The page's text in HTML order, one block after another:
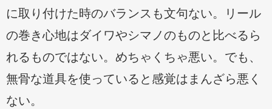
に取り付けた時のバランスも文句ない。リール
の巻き心地はダイワやシマノのものと比べるら
れるものではない。めちゃくちゃ悪い。でも、
無骨な道具を使っていると感覚はまんざら悪く
ない。